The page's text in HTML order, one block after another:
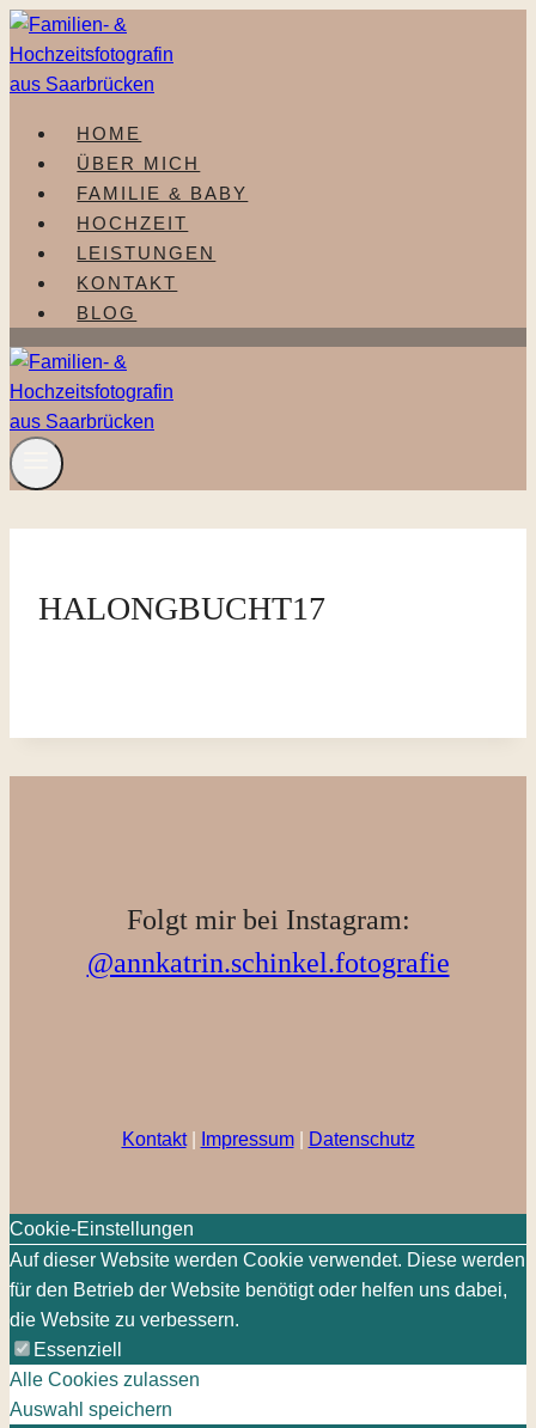
Zum
Inhalt
springen
HOME
ÜBER MICH
FAMILIE & BABY
HOCHZEIT
LEISTUNGEN
KONTAKT
BLOG
HALONGBUCHT17
Folgt mir bei Instagram:
@annkatrin.schinkel.fotografie
Kontakt| Impressum| Datenschutz
Cookie-Einstellungen
Auf dieser Website werden Cookie verwendet. Diese werden
für den Betrieb der Website benötigt oder helfen uns dabei,
die Website zu verbessern.
Essenziell
Alle Cookies zulassen
Auswahl speichern